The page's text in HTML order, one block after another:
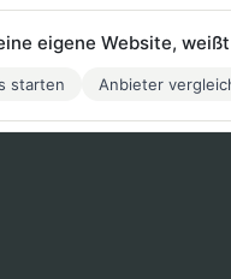
eigene Website,
starten Anbieter